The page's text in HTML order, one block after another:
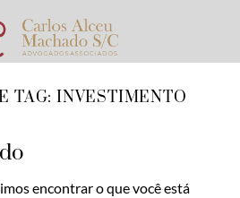
TAG: INVESTIMENTO
encontrar o que você está